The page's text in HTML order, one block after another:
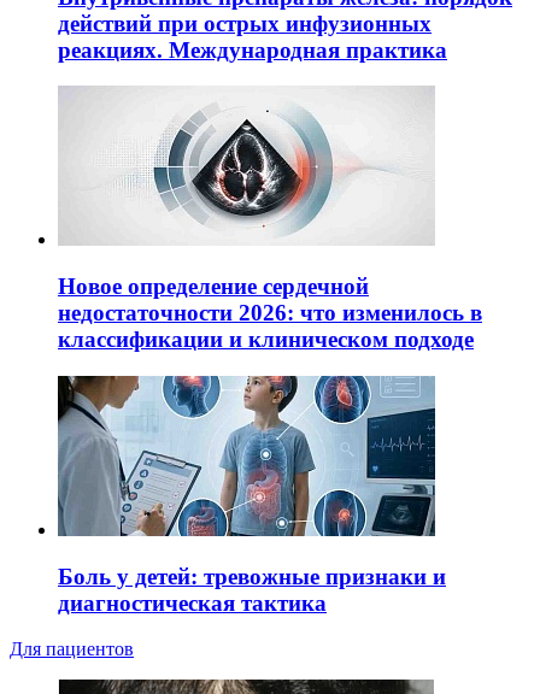
действий при острых инфузионных
реакциях. Международная практика
Новое определение сердечной
недостаточности 2026: что изменилось в
классификации и клиническом подходе
Боль у детей: тревожные признаки и
диагностическая тактика
Для пациентов